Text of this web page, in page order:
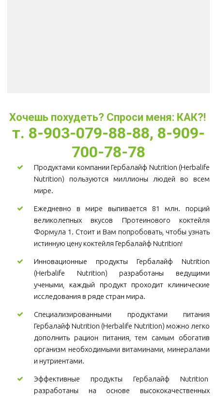
Хочешь похудеть? Спроси меня: КАК?!
т. 8-903-079-88-88, 8-909-
700-78-78
Продуктами компании Гербалайф Nutrition (Herbalife
Nutrition) пользуются миллионы людей во всем
мире.
Ежедневно в мире выпивается 81 млн. порций
великолепных вкусов Протеинового коктейля
Формула 1. Стоит и Вам попробовать, чтобы узнать
истинную цену коктейля Гербалайф Nutrition!
Инновационные продукты Гербалайф Nutrition
(Herbalife Nutrition) разработаны ведущими
учеными, каждый продукт проходит клинические
исследования в ряде стран мира.
Специализированными продуктами питания
Гербалайф Nutrition (Herbalife Nutrition) можно легко
дополнить рацион питания, тем самым обогатив
организм необходимыми витаминами, минералами
и нутриентами.
Эффективные продукты Гербалайф Nutrition
разработаны на основе высококачественных